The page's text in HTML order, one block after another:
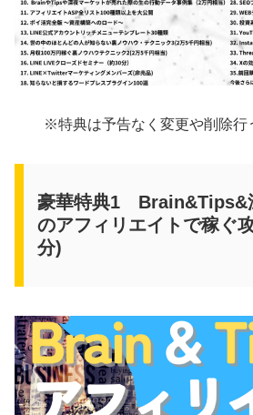
※特典は予告なく変更や削除行
豪華特典1 Brain&Tips&
のアフィリエイトで稼ぐ
分)